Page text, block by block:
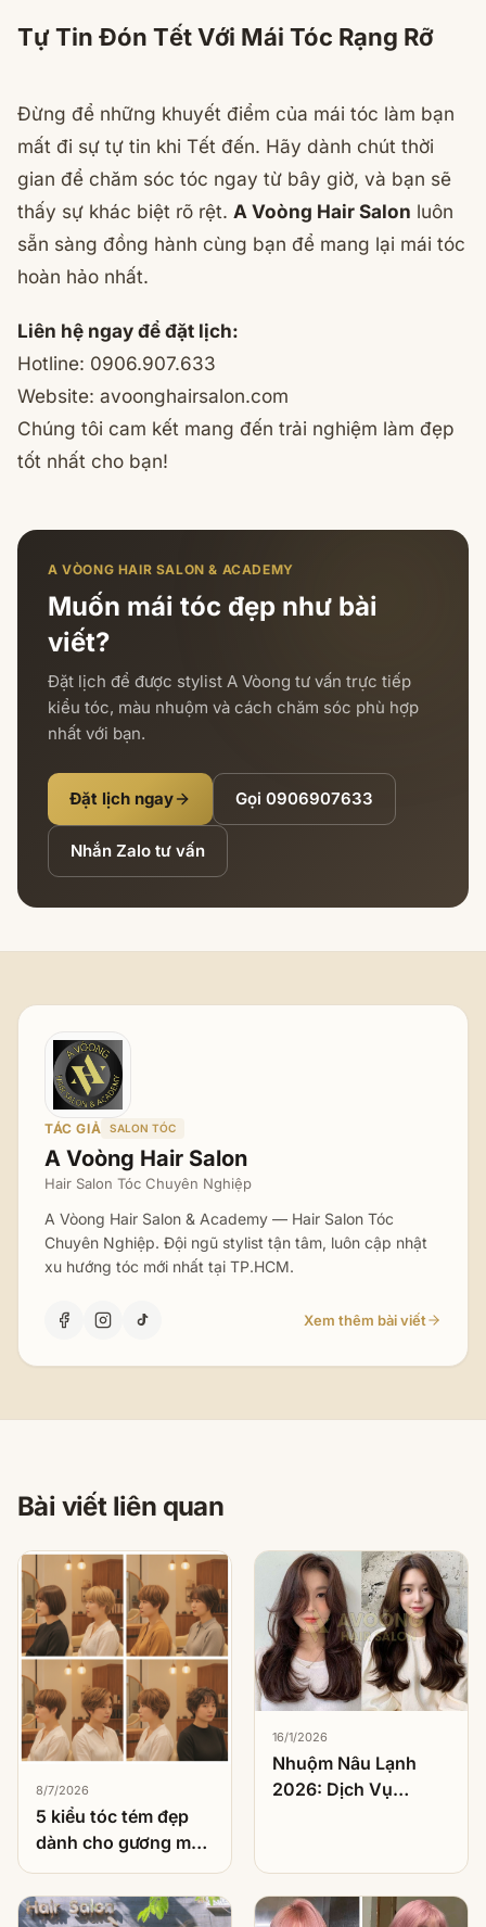
Tự Tin Đón Tết Với Mái Tóc Rạng Rỡ
Đừng để những khuyết điểm của mái tóc làm bạn
mất đi sự tự tin khi Tết đến. Hãy dành chút thời
gian để chăm sóc tóc ngay từ bây giờ, và bạn sẽ
thấy sự khác biệt rõ rệt. A Voòng Hair Salon luôn
sẵn sàng đồng hành cùng bạn để mang lại mái tóc
hoàn hảo nhất.
Liên hệ ngay để đặt lịch:
Hotline: 0906.907.633
Website: avoonghairsalon.com
Chúng tôi cam kết mang đến trải nghiệm làm đẹp
tốt nhất cho bạn!
A VÒONG HAIR SALON & ACADEMY
Muốn mái tóc đẹp như bài
viết?
Đặt lịch để được stylist A Vòong tư vấn trực tiếp
kiểu tóc, màu nhuộm và cách chăm sóc phù hợp
nhất với bạn.
Đặt lịch ngay Gọi 0906907633
Nhắn Zalo tư vấn
TÁC GIẢ SALON TÓC
A Voòng Hair Salon
Hair Salon Tóc Chuyên Nghiệp
A Vòong Hair Salon & Academy — Hair Salon Tóc
Chuyên Nghiệp. Đội ngũ stylist tận tâm, luôn cập nhật
xu hướng tóc mới nhất tại TP.HCM.
Xem thêm bài viết
Bài viết liên quan
8/7/2026
5 kiểu tóc tém đẹp
dành cho gương mặt
tròn
16/1/2026
Nhuộm Nâu Lạnh
2026: Dịch Vụ
Nhất